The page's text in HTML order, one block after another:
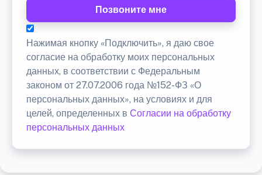
Позвоните мне
Нажимая кнопку «Подключить», я даю свое
согласие на обработку моих персональных
данных, в соответствии с Федеральным
законом от 27.07.2006 года №152-ФЗ «О
персональных данных», на условиях и для
целей, определенных в Согласии на обработку
персональных данных